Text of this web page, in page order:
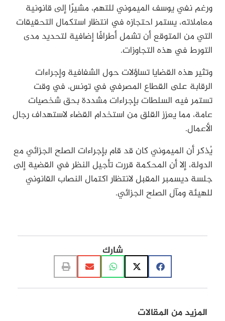
ورغم نفي يوسف الميموني للتهم، مشيرًا إلى قانونية
معاملاته، يستمر احتجازه في انتظار استكمال التحقيقات
التي من المتوقع أن تشمل أطرافًا إضافية لتحديد مدى
التورط في هذه التجاوزات.
وتثير هذه القضايا تساؤلات حول الشفافية وإجراءات
الرقابة على القطاع المصرفي في تونس، في وقت
تستمر فيه السلطات بإجراءات مشددة بحق شخصيات
عامة، مما يعزز القلق من استخدام القضاء لاستهداف رجال
الأعمال.
يُذكر أن الميموني كان قد قام بإجراءات الصلح الجزائي مع
الدولة، إلا أن المحكمة قررت تأجيل النظر في القضية إلى
جلسة ديسمبر المقبل لانتظار اكتمال النصاب القانوني
للهيئة ومآل الصلح الجزائي.
شارك
المزيد من المقالات